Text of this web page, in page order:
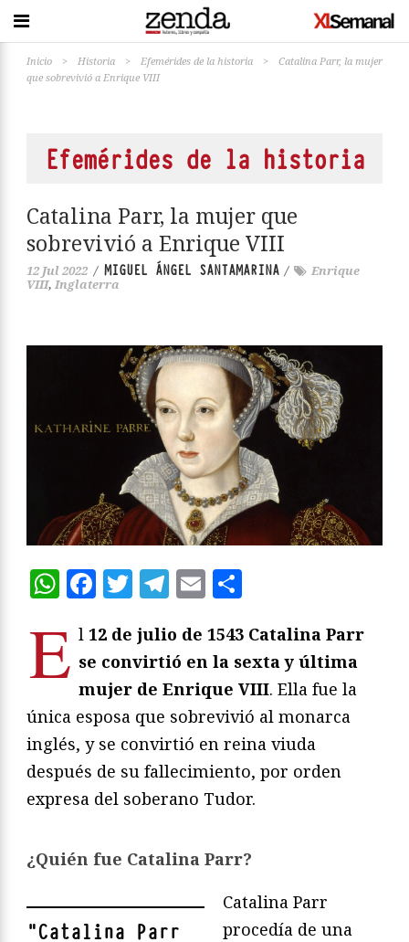
Inicio > Historia > Efemérides de la historia >
Catalina Parr, la mujer
que sobrevivió a Enrique VIII
Efemérides de la historia
Catalina Parr, la mujer que
sobrevivió a Enrique VIII
12 Jul 2022 / MIGUEL ÁNGEL SANTAMARINA /
Enrique
VIII, Inglaterra
WhatsApp
Facebook
Twitter
Telegram
Email
E l 12 de julio de 1543 Catalina Parr
se convirtió en la sexta y última
mujer de Enrique VIII. Ella fue la
única esposa que sobrevivió al monarca
inglés, y se convirtió en reina viuda
después de su fallecimiento, por orden
expresa del soberano Tudor.
¿Quién fue Catalina Parr?
"Catalina Parr
Catalina Parr
procedía de una